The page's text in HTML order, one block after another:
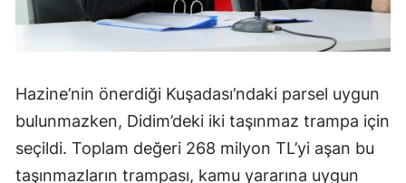
Hazine’nin önerdiği Kuşadası’ndaki parsel uygun
bulunmazken, Didim’deki iki taşınmaz trampa için
seçildi. Toplam değeri 268 milyon TL’yi aşan bu
taşınmazların trampası, kamu yararına uygun